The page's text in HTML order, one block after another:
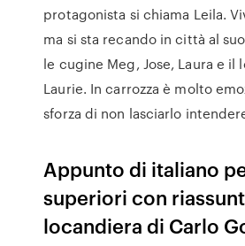
protagonista si chiama Leila.
ma si sta recando in città al
le cugine Meg, Jose, Laura e il
Laurie. In carrozza è molto
sforza di non lasciarlo
Appunto di italiano
superiori con
locandiera di Carlo